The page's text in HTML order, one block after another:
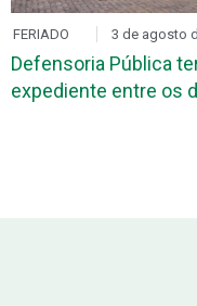
FERIADO 3 de agosto
Defensoria Pública
expediente entre os